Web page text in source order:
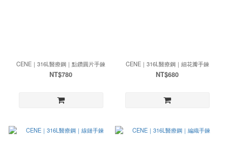
CENE｜316L醫療鋼｜點鑽圓片手鍊
NT$780
CENE｜316L醫療鋼｜細花瓣手鍊
NT$680